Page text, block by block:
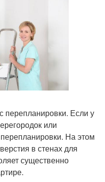
перепланировки. Если у
или
На этом
в стенах для
существенно